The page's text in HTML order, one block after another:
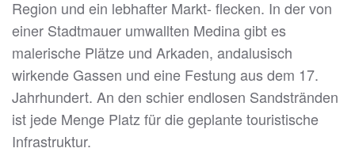
Region und ein lebhafter Markt- flecken. In der von
einer Stadtmauer umwallten Medina gibt es
malerische Plätze und Arkaden, andalusisch
wirkende Gassen und eine Festung aus dem 17.
Jahrhundert. An den schier endlosen Sandstränden
ist jede Menge Platz für die geplante touristische
Infrastruktur.